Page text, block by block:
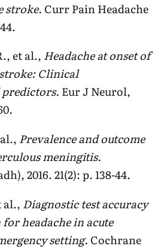
stroke. Curr Pain Headache
et al., Headache at onset of
Clinical
Eur J Neurol,
Prevalence and outcome
meningitis.
2016. 21(2): p. 138-44.
Diagnostic test accuracy
headache in acute
setting. Cochrane